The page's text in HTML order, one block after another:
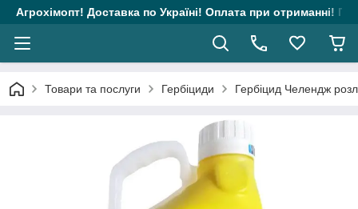
Агрохімопт! Доставка по Україні! Оплата при отриманні!
Товари та послуги Гербіциди Гербіцид Челендж